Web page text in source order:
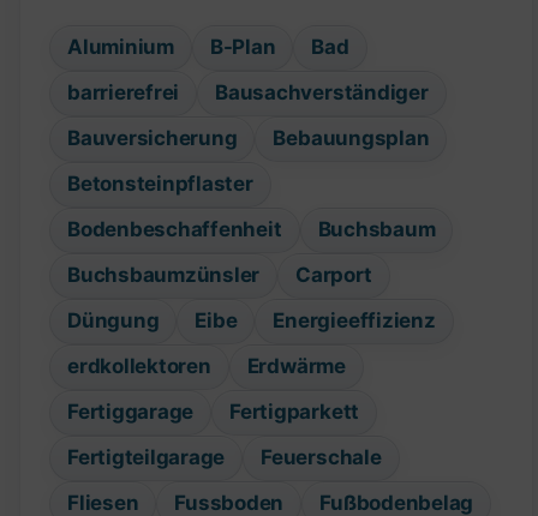
Aluminium B-Plan
Bad
barrierefrei
Bausachverständiger
Bauversicherung
Bebauungsplan
Betonsteinpflaster
Bodenbeschaffenheit
Buchsbaum
Buchsbaumzünsler
Carport
Düngung
Eibe
Energieeffizienz
erdkollektoren
Erdwärme
Fertiggarage
Fertigparkett
Fertigteilgarage
Feuerschale
Fliesen
Fussboden
Fußbodenbelag